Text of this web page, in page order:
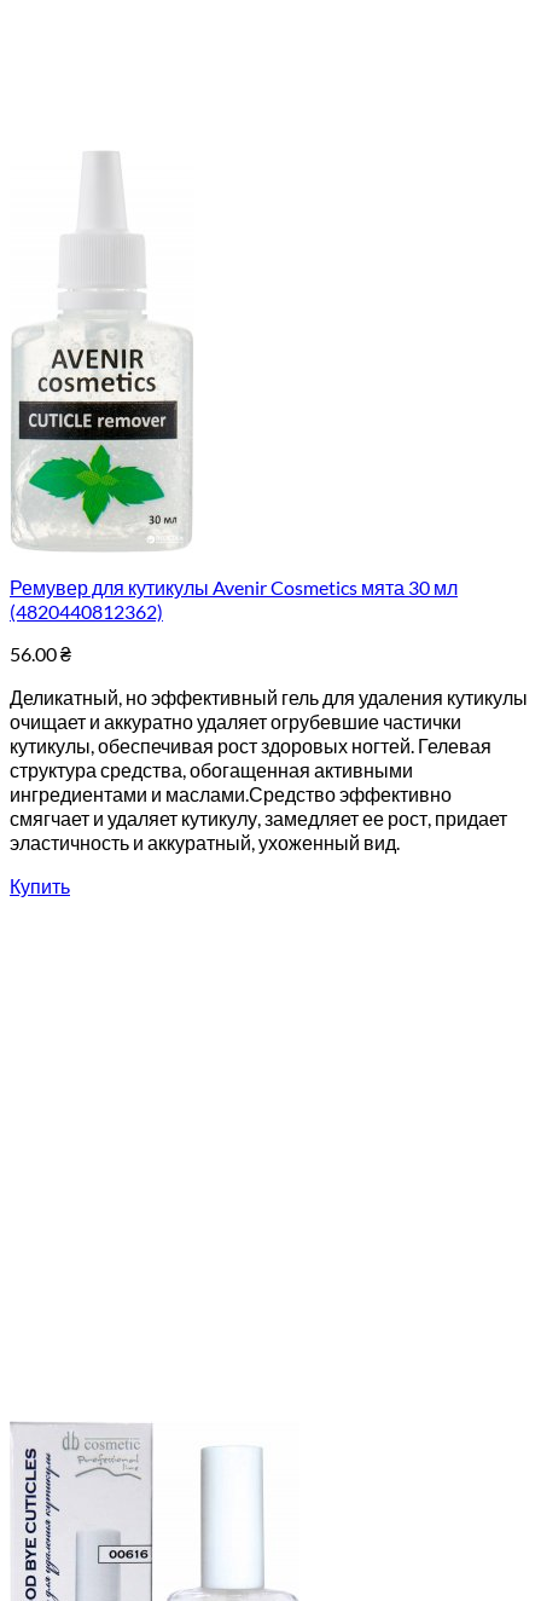
Ремувер для кутикулы Avenir Cosmetics мята 30 мл
(4820440812362)
56.00₴
Деликатный, но эффективный гель для удаления кутикулы
очищает и аккуратно удаляет огрубевшие частички
кутикулы, обеспечивая рост здоровых ногтей. Гелевая
структура средства, обогащенная активными
ингредиентами и маслами.Средство эффективно
смягчает и удаляет кутикулу, замедляет ее рост, придает
эластичность и аккуратный, ухоженный вид.
Купить